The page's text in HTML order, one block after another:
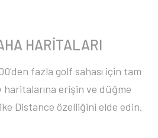
HARİTALARI
fazla golf sahası için tam
haritalarına erişin ve düğme
Distance özelliğini elde edin.